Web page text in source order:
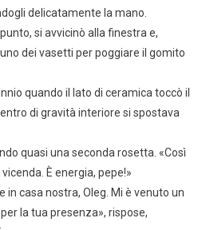
delicatamente la mano.
si avvicinò alla finestra e,
dei vasetti per poggiare il gomito
quando il lato di ceramica toccò il
di gravità interiore si spostava
quasi una seconda rosetta. «Così
È energia, pepe!»
in casa nostra, Oleg. Mi è venuto un
la tua presenza», rispose,